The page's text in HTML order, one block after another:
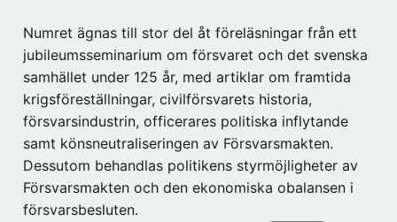
Numret ägnas till stor del åt föreläsningar från ett
jubileumsseminarium om försvaret och det svenska
samhället under 125 år, med artiklar om framtida
krigsföreställningar, civilförsvarets historia,
försvarsindustrin, officerares politiska inflytande
samt könsneutraliseringen av Försvarsmakten.
Dessutom behandlas politikens styrmöjligheter av
Försvarsmakten och den ekonomiska obalansen i
försvarsbesluten.